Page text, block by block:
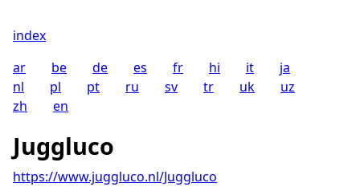
index
ar
be de es fr hi it
ja
nl
pl pt ru sv tr uk
uz
zh
en
Juggluco
https://www.juggluco.nl/Juggluco